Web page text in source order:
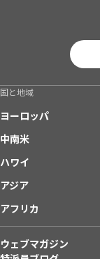
国と地域
ヨーロッパ
中南米
ハワイ
アジア
アフリカ
ウェブマガジン